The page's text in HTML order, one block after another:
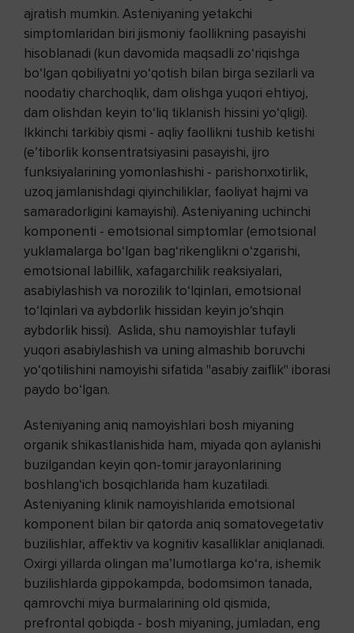
ajratish mumkin. Asteniyaning yetakchi
simptomlaridan biri jismoniy faollikning pasayishi
hisoblanadi (kun davomida maqsadli zo‘riqishga
bo‘lgan qobiliyatni yo‘qotish bilan birga sezilarli va
noodatiy charchoqlik, dam olishga yuqori ehtiyoj,
dam olishdan keyin to‘liq tiklanish hissini yo‘qligi).
Ikkinchi tarkibiy qismi - aqliy faollikni tushib ketishi
(e’tiborlik konsentratsiyasini pasayishi, ijro
funksiyalarining yomonlashishi - parishonxotirlik,
uzoq jamlanishdagi qiyinchiliklar, faoliyat hajmi va
samaradorligini kamayishi). Asteniyaning uchinchi
komponenti - emotsional simptomlar (emotsional
yuklamalarga bo‘lgan bag‘rikenglikni o‘zgarishi,
emotsional labillik, xafagarchilik reaksiyalari,
asabiylashish va norozilik to‘lqinlari, emotsional
to‘lqinlari va aybdorlik hissidan keyin jo‘shqin
aybdorlik hissi). Aslida, shu namoyishlar tufayli
yuqori asabiylashish va uning almashib boruvchi
yo‘qotilishini namoyishi sifatida "asabiy zaiflik" iborasi
paydo bo‘lgan.
Asteniyaning aniq namoyishlari bosh miyaning
organik shikastlanishida ham, miyada qon aylanishi
buzilgandan keyin qon-tomir jarayonlarining
boshlang‘ich bosqichlarida ham kuzatiladi.
Asteniyaning klinik namoyishlarida emotsional
komponent bilan bir qatorda aniq somatovegetativ
buzilishlar, affektiv va kognitiv kasalliklar aniqlanadi.
Oxirgi yillarda olingan ma’lumotlarga ko‘ra, ishemik
buzilishlarda gippokampda, bodomsimon tanada,
qamrovchi miya burmalarining old qismida,
prefrontal qobiqda - bosh miyaning, jumladan, eng